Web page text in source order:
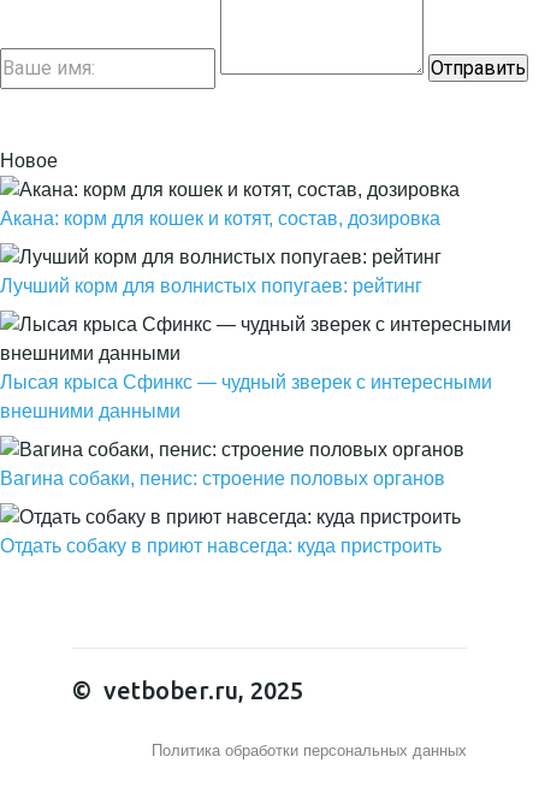
Новое
Акана: корм для кошек и котят, состав, дозировка
Лучший корм для волнистых попугаев: рейтинг
Лысая крыса Сфинкс — чудный зверек с интересными
внешними данными
Вагина собаки, пенис: строение половых органов
Отдать собаку в приют навсегда: куда пристроить
© vetbober.ru, 2025
Политика обработки персональных данных